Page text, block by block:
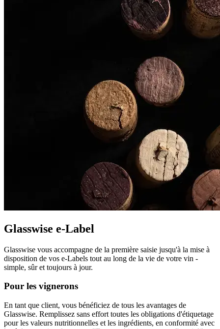
Glasswise e-Label
Glasswise vous accompagne de la première saisie jusqu'à la mise à
disposition de vos e-Labels tout au long de la vie de votre vin -
simple, sûr et toujours à jour.
Pour les vignerons
En tant que client, vous bénéficiez de tous les avantages de
Glasswise. Remplissez sans effort toutes les obligations d'étiquetage
pour les valeurs nutritionnelles et les ingrédients, en conformité avec